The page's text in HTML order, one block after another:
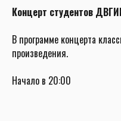
Концерт студентов
В программе концерта
произведения.
Начало в 20:00